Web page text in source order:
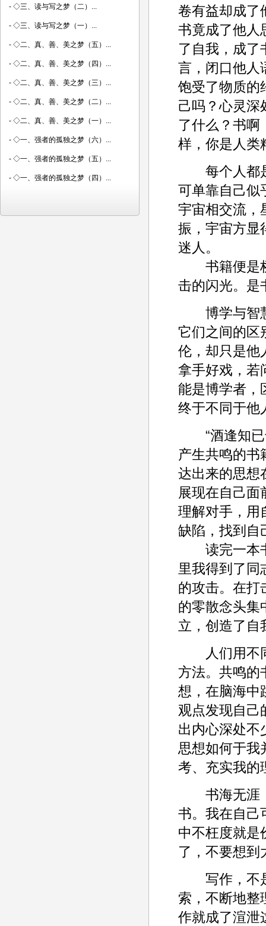
卷有益却成了
书竟成了他人
了自我，成了
言，闭口他人
饱受了物质的
己吗？心灵深
了什么？书啊
样，你是人类
每个人都是
可单靠自己似
宇宙相交流，
振，宇宙方显
迷人。
书籍便是桥
击的闪光。是
博学与智慧
它们之间的区
伦，却只是他
拿手好戏，若
能是博学者，
终于不同于他
“酒逢知已
产生共鸣的书
达出来的思想
展现在自己面
理解对手，用
缺陷，找到自
读完一本书
里我得到了
的攻击。在打
的零散念头集
立，创造了自
人们用不同
方法。共鸣的
想，在脑海中
观点发现自己
出内心深处不
思想如何于我
考、充实我的
书海无涯，
书。我在自己
中不枉度就是
了，不要想到
写作，不是
索，不断地整
作就成了渲泄
- ◇三、读与写之梦（二）...
- ◇三、读与写之梦（一）...
- ◇二、真、善、美之梦（五）...
- ◇二、真、善、美之梦（四）...
- ◇二、真、善、美之梦（三）...
- ◇二、真、善、美之梦（二）...
- ◇二、真、善、美之梦（一）...
- ◇一、强者的孤独之梦（六）...
- ◇一、强者的孤独之梦（五）...
- ◇一、强者的孤独之梦（四）...